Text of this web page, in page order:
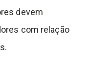
devem
com relação